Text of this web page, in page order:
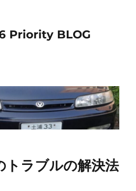
Priority BLOG
ラブルの解決法